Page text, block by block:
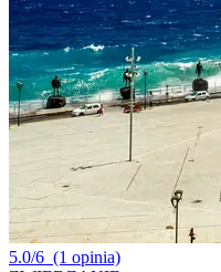
5.0/6 (1 opinia)